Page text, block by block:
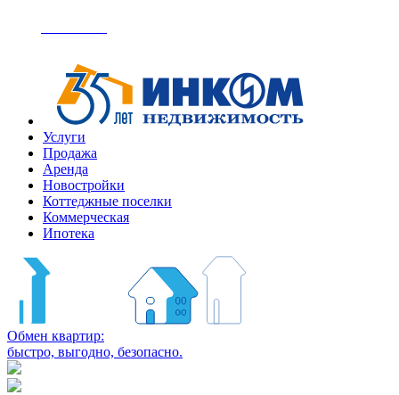
Услуги
Продажа
Аренда
Новостройки
Коттеджные поселки
Коммерческая
Ипотека
Обмен квартир:
быстро, выгодно, безопасно.